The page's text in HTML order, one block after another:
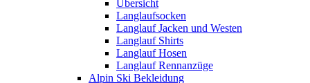
Übersicht
Langlaufsocken
Langlauf Jacken und Westen
Langlauf Shirts
Langlauf Hosen
Langlauf Rennanzüge
Alpin Ski Bekleidung